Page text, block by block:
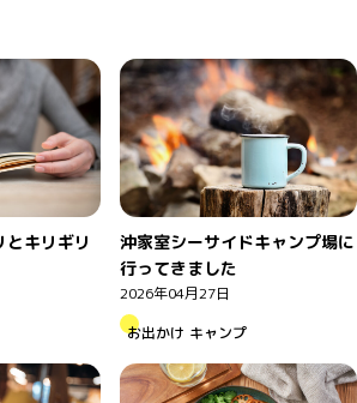
とキリギリ
沖家室シーサイドキャンプ場に
行ってきました
2026年04月27日
お出かけ キャンプ